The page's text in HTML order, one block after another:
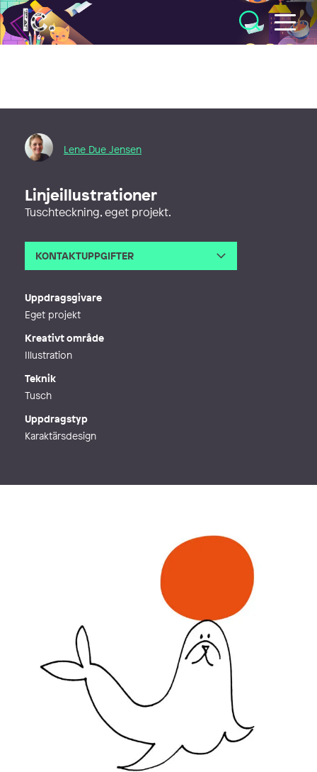
Illustratörcentrum
Lene Due Jensen
Linjeillustrationer
Tuschteckning, eget projekt.
KONTAKTUPPGIFTER
Uppdragsgivare
Eget projekt
Kreativt område
Illustration
Teknik
Tusch
Uppdragstyp
Karaktärsdesign